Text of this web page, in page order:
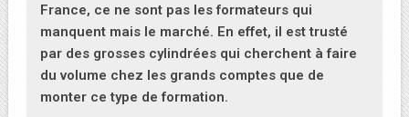
France, ce ne sont pas les formateurs qui
manquent mais le marché. En effet, il est trusté
par des grosses cylindrées qui cherchent à faire
du volume chez les grands comptes que de
monter ce type de formation.